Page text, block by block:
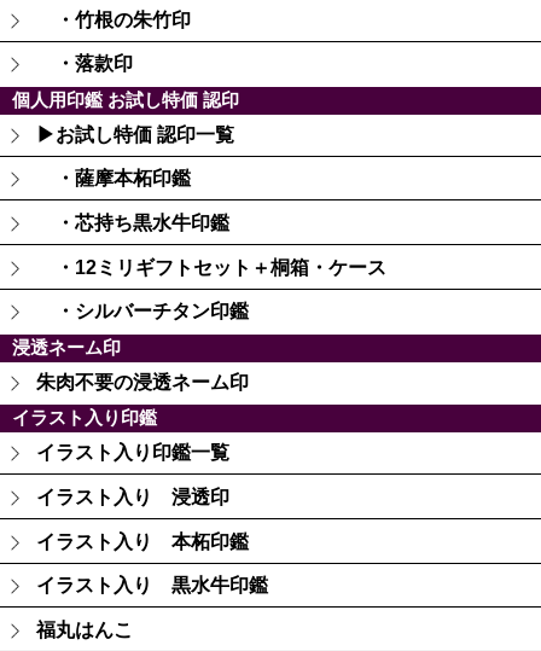
・竹根の朱竹印
・落款印
個人用印鑑 お試し特価 認印
▶お試し特価 認印一覧
・薩摩本柘印鑑
・芯持ち黒水牛印鑑
・12ミリギフトセット＋桐箱・ケース
・シルバーチタン印鑑
浸透ネーム印
朱肉不要の浸透ネーム印
イラスト入り印鑑
イラスト入り印鑑一覧
イラスト入り 浸透印
イラスト入り 本柘印鑑
イラスト入り 黒水牛印鑑
福丸はんこ